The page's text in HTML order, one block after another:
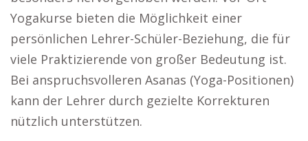
Yogakurse bieten die Möglichkeit einer
persönlichen Lehrer-Schüler-Beziehung, die für
viele Praktizierende von großer Bedeutung ist.
Bei anspruchsvolleren Asanas (Yoga-Positionen)
kann der Lehrer durch gezielte Korrekturen
nützlich unterstützen.